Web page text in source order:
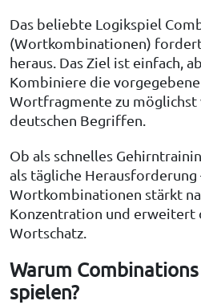
Das beliebte Logikspiel
(Wortkombinationen)
heraus. Das Ziel ist einfach,
Kombiniere die
Wortfragmente zu möglichst
deutschen Begriffen.
Ob als schnelles
als tägliche Herausforderung
Wortkombinationen stärkt
Konzentration und erweitert
Wortschatz.
Warum
spielen?